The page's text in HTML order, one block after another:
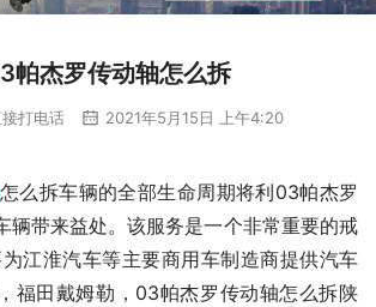
帕杰罗传动轴怎么拆
打电话 2021年5月15日 上午4:20
怎么拆车辆的全部生命周期将利03帕杰罗
辆带来益处。该服务是一个非常重要的戒
江淮汽车等主要商用车制造商提供汽车
福田戴姆勒，03帕杰罗传动轴怎么拆陕